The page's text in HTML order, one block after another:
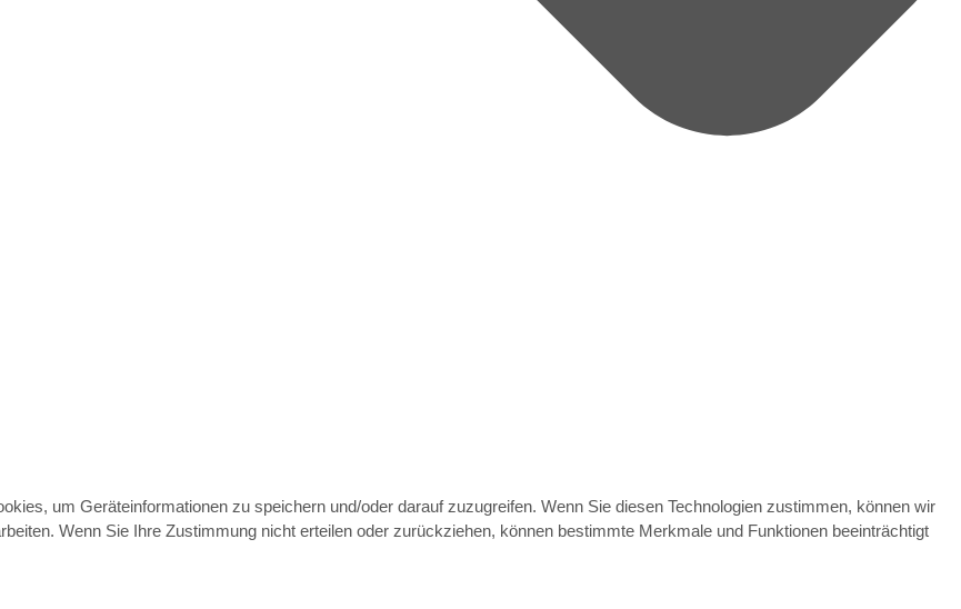
um Geräteinformationen zu speichern und/oder darauf zuzugreifen. Wenn Sie diesen Technologien zustimmen, können wir
Wenn Sie Ihre Zustimmung nicht erteilen oder zurückziehen, können bestimmte Merkmale und Funktionen beeinträchtigt